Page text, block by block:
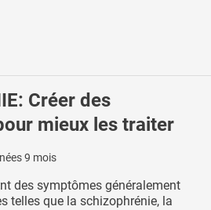
Créer des
mieux les traiter
9 mois
des symptômes généralement
telles que la schizophrénie, la